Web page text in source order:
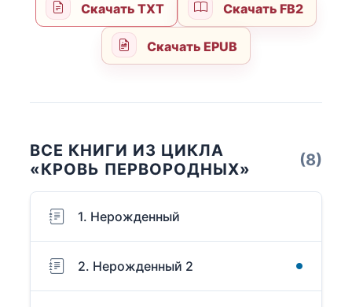
Скачать TXT Скачать FB2
Скачать EPUB
ВСЕ КНИГИ ИЗ ЦИКЛА
«КРОВЬ ПЕРВОРОДНЫХ»
(8)
1. Нерожденный
2. Нерожденный 2